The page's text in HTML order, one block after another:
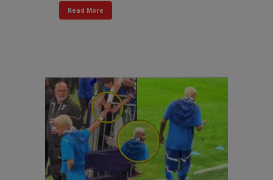
Read More